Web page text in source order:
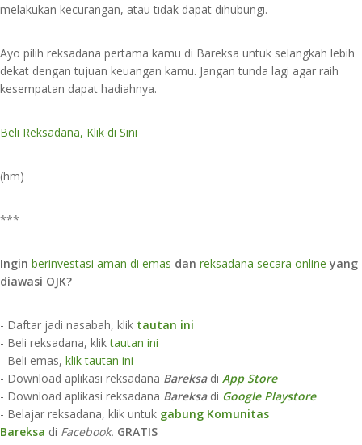
melakukan kecurangan, atau tidak dapat dihubungi.
Ayo pilih reksadana pertama kamu di Bareksa untuk selangkah lebih
dekat dengan tujuan keuangan kamu. Jangan tunda lagi agar raih
kesempatan dapat hadiahnya.
Beli Reksadana, Klik di Sini
(hm)
***
Ingin berinvestasi aman di emas dan reksadana secara online yang
diawasi OJK?
- Daftar jadi nasabah, klik tautan ini
- Beli reksadana, kliktautan ini
- Beli emas, klik tautan ini
- Download aplikasi reksadana Bareksadi App Store​
- Download aplikasi reksadana Bareksa di Google Playstore
- Belajar reksadana, klik untuk gabung Komunitas
Bareksa di Facebook. GRATIS